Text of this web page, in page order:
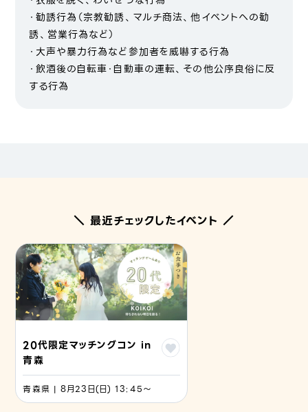
・勧誘行為（宗教勧誘、マルチ商法、他イベントへの勧
誘、営業行為など）
・大声や暴力行為など参加者を威嚇する行為
・飲酒後の自転車・自動車の運転、その他公序良俗に反
する行為
＼ 最近チェックしたイベント ／
20代限定マッチングコン in
青森
青森県 | 8月23日(日) 13:45〜